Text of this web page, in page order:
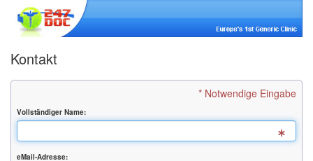
Kontakt
* Notwendige Eingabe
Vollständiger Name:
eMail-Adresse: